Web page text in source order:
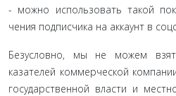
- можно использовать такой
чения подписчика на аккаунт в
Безусловно, мы не можем
казателей коммерческой
государственной власти и